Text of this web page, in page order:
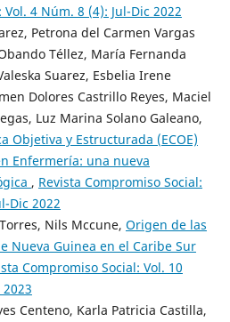
4 Núm. 8 (4): Jul-Dic 2022
Petrona del Carmen Vargas
Téllez, María Fernanda
Suarez, Esbelia Irene
Dolores Castrillo Reyes, Maciel
Luz Marina Solano Galeano,
Objetiva y Estructurada (ECOE)
Enfermería: una nueva
, Revista Compromiso Social:
Dic 2022
Nils Mccune, Origen de las
Nueva Guinea en el Caribe Sur
Compromiso Social: Vol. 10
Centeno, Karla Patricia Castilla,